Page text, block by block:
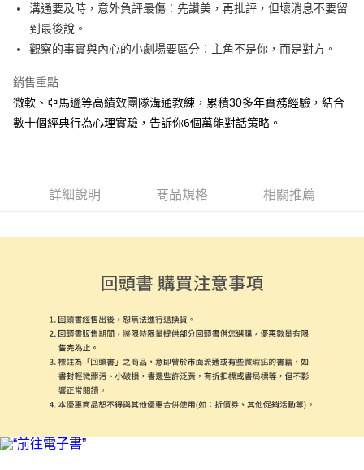
每筆NT$50，滿NT$499(含以上)免運費
付款後全家取貨
7-11取貨付款
每筆NT$60，滿NT$799(含以上)免運費
每筆NT$200，滿NT$99,999(含以上)免運費
雜誌海外運費 查看運費
數位商品海外免運 查看運費
溝通要及時，意外負評最傷︰先讚美，再批評，但壞消息不要留
到最後說。
觀察的事實與內心的小劇場要區分︰主角不是你，而是對方。
銷售重點
微軟、亞馬遜等高績效團隊溝通教練，累積30多年實務經驗，結合
數十個經典行為心理實驗，告訴你6個萬能對話策略。
詳細說明 商品規格 相關推薦